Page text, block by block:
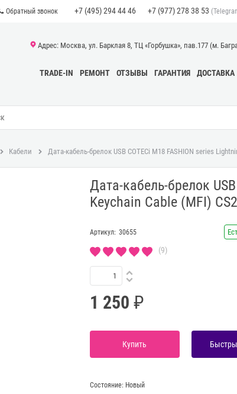
Обратный звонок +7 (495) 294 44 46 +7 (977) 278 38 53
Адрес: Москва, ул. Барклая 8, ТЦ «Горбушка», пав.177 (м.
TRADE-IN РЕМОНТ ОТЗЫВЫ ГАРАНТИЯ ДОСТАВКА
Кабели Дата-кабель-брелок USB COTECi M18 FASHION series
Дата-кабель-брелок
Keychain Cable (MFI)
Артикул: 30655
(9)
1 250
Купить
Состояние: Новый